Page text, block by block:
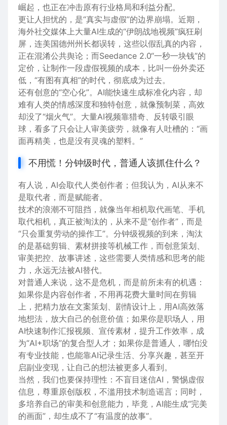
崛起，也正在冲击原有行业格局和利益分配。
更让人担忧的，是“真实与虚假”的边界崩塌。近期，
海外社交媒体上大量AI生成的“伊朗战地视频”疯狂刷
屏，连美国德州州长都误转，这些以假乱真的内容，
正在混淆公共舆论；而Seedance 2.0“一秒一块钱”的
定价，让制作一段虚假视频的成本，比叫一份外卖还
低，“有图有真相”的时代，彻底成为过去。
还有创意的“空心化”。AI能快速生成标准化内容，却
难有人类的情感深度和独特创意，就像预制菜，高效
却没了“烟火气”。大量AI视频靠猎奇、反转吸引眼
球，看多了只会让人审美疲劳，就像有人吐槽的：“画
面再精美，也是没有灵魂的塑料。”
不用慌！分钟级时代，普通人该抓住什么？
有人说，AI会取代人类创作者；但我认为，AI从来不
是取代者，而是赋能者。
技术的浪潮不可阻挡，就像当年相机取代画笔、手机
取代相机，真正被淘汰的，从来不是“创作者”，而是
“只会重复劳动的操作工”。分钟级视频的到来，淘汰
的是基础剪辑、素材拼接等机械工作，而创意策划、
审美把控、故事讲述，这些需要人类情感和思考的能
力，永远无法被AI替代。
对普通人来说，这不是危机，而是前所未有的机遇：
如果你是内容创作者，不用再花费大量时间在剪辑
上，把精力放在文案策划、剧情设计上，用AI高效落
地想法，放大自己的创意价值；如果你是职场人，用
AI快速制作汇报视频、宣传素材，提升工作效率，成
为“AI+职场”的复合型人才；如果你是普通人，哪怕没
有专业技能，也能靠AI记录生活、分享兴趣，甚至开
启副业变现，让自己的想法被更多人看到。
当然，我们也要保持理性：不盲目迷信AI，警惕虚假
信息，尊重原创版权，不滥用技术制造谣言；同时，
多培养自己的审美和创意能力，毕竟，AI能生成“完美
的画面”，却生成不了“有温度的故事”。